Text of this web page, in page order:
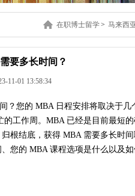
在职博士留学> 马来西
要多长时间？
11-01 13:58:34
？您的 MBA 日程安排将取决于几
工作周。MBA 已经是目前最短的
根结底，获得 MBA 需要多长时
您的 MBA 课程选项是什么以及